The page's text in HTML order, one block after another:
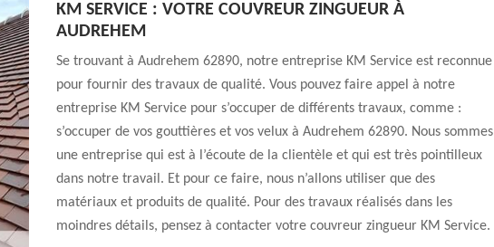
KM SERVICE : VOTRE COUVREUR ZINGUEUR À
AUDREHEM
Se trouvant à Audrehem 62890, notre entreprise KM Service est reconnue
pour fournir des travaux de qualité. Vous pouvez faire appel à notre
entreprise KM Service pour s’occuper de différents travaux, comme :
s’occuper de vos gouttières et vos velux à Audrehem 62890. Nous sommes
une entreprise qui est à l’écoute de la clientèle et qui est très pointilleux
dans notre travail. Et pour ce faire, nous n’allons utiliser que des
matériaux et produits de qualité. Pour des travaux réalisés dans les
moindres détails, pensez à contacter votre couvreur zingueur KM Service.